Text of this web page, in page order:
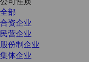
全部
合资企业
民营企业
股份制企业
集体企业